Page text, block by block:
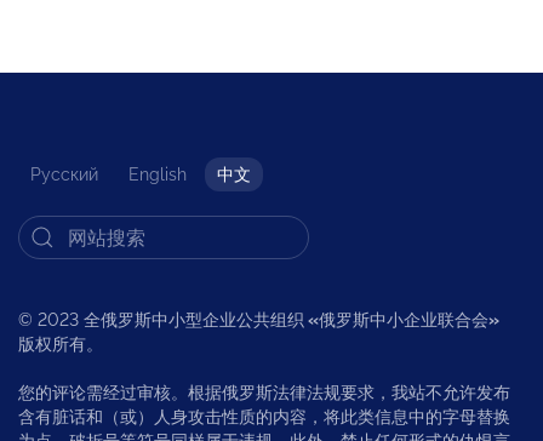
Русский English 中文
© 2023 全俄罗斯中小型企业公共组织 «俄罗斯中小企业联合会»
版权所有。
您的评论需经过审核。根据俄罗斯法律法规要求，我站不允许发布
含有脏话和（或）人身攻击性质的内容，将此类信息中的字母替换